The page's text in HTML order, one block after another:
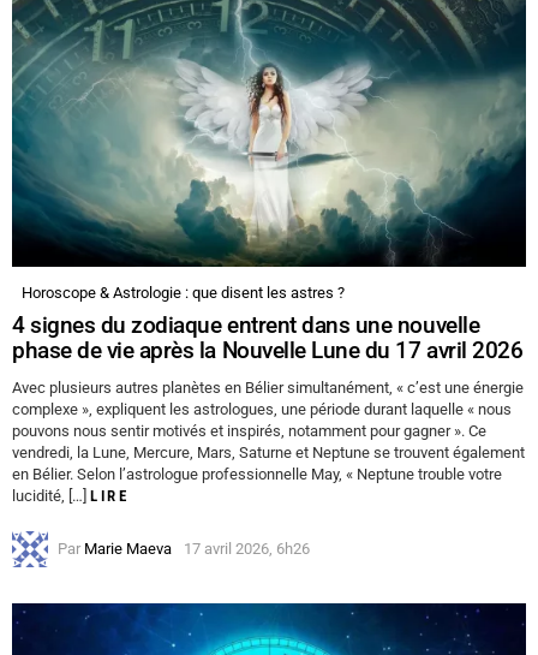
Horoscope & Astrologie : que disent les astres ?
4 signes du zodiaque entrent dans une nouvelle
phase de vie après la Nouvelle Lune du 17 avril 2026
Avec plusieurs autres planètes en Bélier simultanément, « c’est une énergie
complexe », expliquent les astrologues, une période durant laquelle « nous
pouvons nous sentir motivés et inspirés, notamment pour gagner ». Ce
vendredi, la Lune, Mercure, Mars, Saturne et Neptune se trouvent également
en Bélier. Selon l’astrologue professionnelle May, « Neptune trouble votre
lucidité, […] LIRE
Par Marie Maeva 17 avril 2026, 6h26